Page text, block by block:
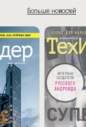
Больше новостей